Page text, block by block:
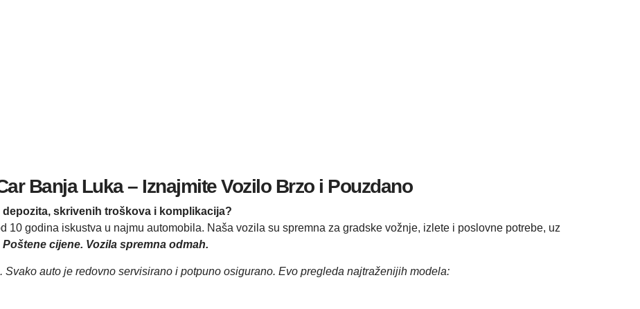
Banja Luka – Iznajmite Vozilo Brzo i Pouzdano
skrivenih troškova i komplikacija?
10 godina iskustva u najmu automobila. Naša vozila su spremna za gradske vožnje, izlete i poslovne potrebe, uz
Poštene cijene. Vozila spremna odmah.
auto je redovno servisirano i potpuno osigurano. Evo pregleda najtraženijih modela: